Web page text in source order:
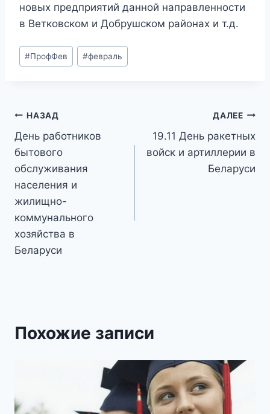
новых предприятий данной направленности
в Ветковском и Добрушском районах и т.д.
Метки
записи:
#ПрофФев #февраль
Навигация
по
записям
НАЗАД
День работников
бытового
обслуживания
населения и
жилищно-
коммунального
хозяйства в
Беларуси
ДАЛЕЕ
19.11 День ракетных
войск и артиллерии в
Беларуси
Похожие записи